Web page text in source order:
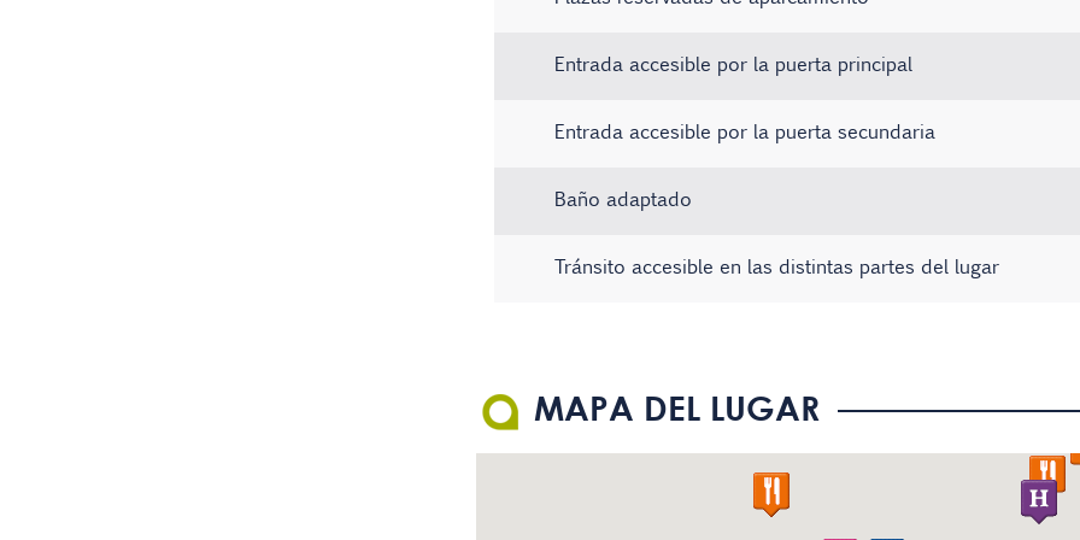
Entrada accesible por la puerta principal
Entrada accesible por la puerta secundaria
Baño adaptado
Tránsito accesible en las distintas partes del lugar
El personal conoce la Lengua de Signos Española (LSE)
MAPA DEL LUGAR